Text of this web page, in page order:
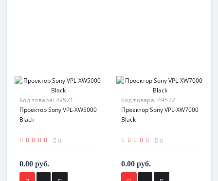
Код товара: 49521
Проектор Sony VPL-XW5000
Black
0
0.00 руб.
Код товара: 49522
Проектор Sony VPL-XW7000
Black
0
0.00 руб.